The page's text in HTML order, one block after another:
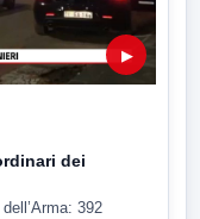
▶
dei
392